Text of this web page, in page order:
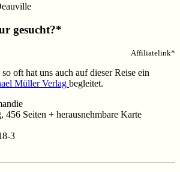
gesucht?*
Affiliatelink*
oft hat uns auch auf dieser Reise ein
Müller Verlag begleitet.
Seiten + herausnehmbare Karte
3